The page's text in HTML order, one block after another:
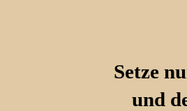
Setze
und